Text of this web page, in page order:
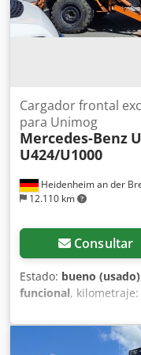
Ubicación: 93095
Heidenheim an der
12.110 km
Cargador frontal
para Unimog
Mercedes-Benz
U424/U1000
Consultar
Estado: bueno (usado)
funcional, kilometraje:
configuración de ejes:
10 l/